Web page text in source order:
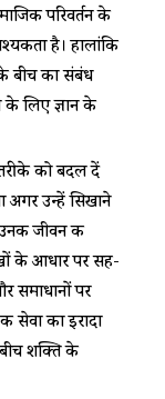
परिवर्तन के
है। हालांकि
बीच का संबंध
के लिए ज्ञान के
को बदल दें
अगर उन्हें सिखाने
जीवन की
के आधार पर सह-
समाधानों पर
सेवा का इरादा
शक्ति के